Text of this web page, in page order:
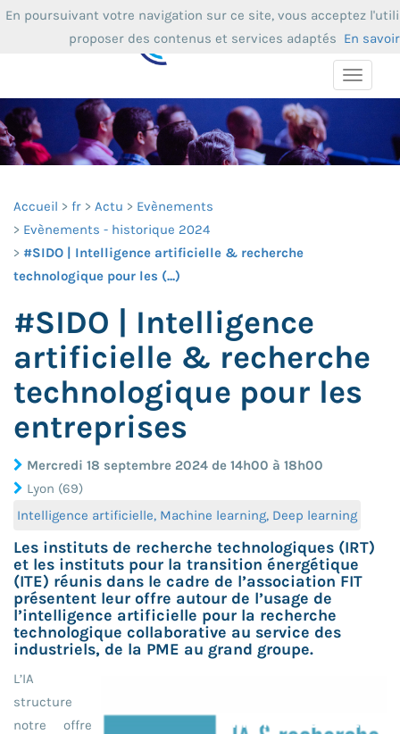
Toggle
Accueil fr Actu
Evènements
Evènements - historique 2024
#SIDO | Intelligence artificielle & recherche
technologique pour les (...)
#SIDO | Intelligence
artificielle & recherche
technologique pour les
entreprises
Mercredi 18 septembre 2024 de 14h00 à 18h00
Lyon (69)
Intelligence artificielle, Machine learning, Deep learning
Les instituts de recherche technologiques (IRT)
et les instituts pour la transition énergétique
(ITE) réunis dans le cadre de l’association FIT
présentent leur offre autour de l’usage de
l’intelligence artificielle pour la recherche
technologique collaborative au service des
industriels, de la PME au grand groupe.
L’IA
structure
notre offre
En poursuivant votre navigation sur ce site, vous acceptez
proposer des contenus et services adaptés En